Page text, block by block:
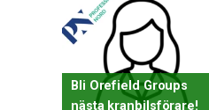
Bli Orefield Groups
nästa kranbilsförare!